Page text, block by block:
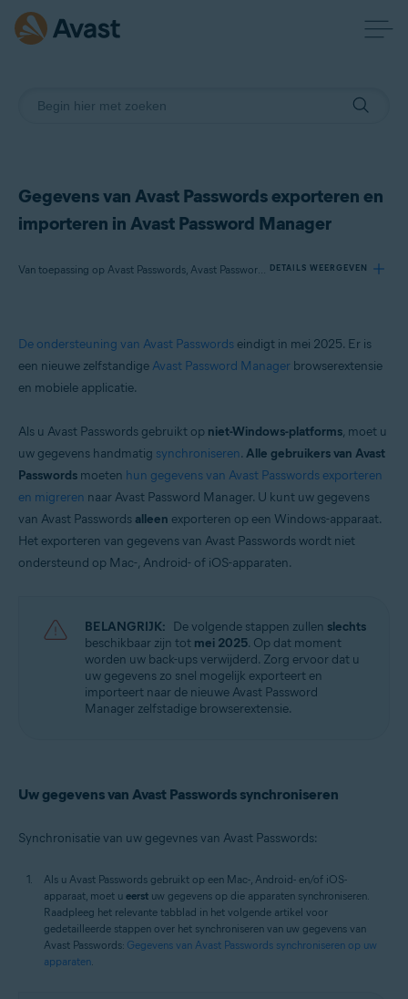
Gegevens van Avast Passwords exporteren en
importeren in Avast Password Manager
Van toepassing op Avast Passwords, Avast Password Manager, Avast Premium Security, Avast Free Antivirus, Avast Security DETAILS WEERGEVEN
Producten:
Avast Passwords
Avast Premium Security
Avast Security
Windows, MacOS, Android en iOS
De ondersteuning van Avast Passwords eindigt in mei 2025. Er is
een nieuwe zelfstandige Avast Password Manager browserextensie
en mobiele applicatie.
Als u Avast Passwords gebruikt op niet-Windows-platforms, moet u
uw gegevens handmatig synchroniseren. Alle gebruikers van Avast
Passwords moeten hun gegevens van Avast Passwords exporteren
en migreren naar Avast Password Manager. U kunt uw gegevens
van Avast Passwords alleen exporteren op een Windows-apparaat.
Het exporteren van gegevens van Avast Passwords wordt niet
ondersteund op Mac-, Android- of iOS-apparaten.
BELANGRIJK: De volgende stappen zullen slechts
beschikbaar zijn tot mei 2025. Op dat moment
worden uw back-ups verwijderd. Zorg ervoor dat u
uw gegevens zo snel mogelijk exporteert en
importeert naar de nieuwe Avast Password
Manager zelfstadige browserextensie.
Uw gegevens van Avast Passwords synchroniseren
Synchronisatie van uw gegevnes van Avast Passwords:
Als u Avast Passwords gebruikt op een Mac-, Android- en/of iOS-
apparaat, moet u eerst uw gegevens op die apparaten synchroniseren.
Raadpleeg het relevante tabblad in het volgende artikel voor
gedetailleerde stappen over het synchroniseren van uw gegevens van
Avast Passwords: Gegevens van Avast Passwords synchroniseren op uw
apparaten.